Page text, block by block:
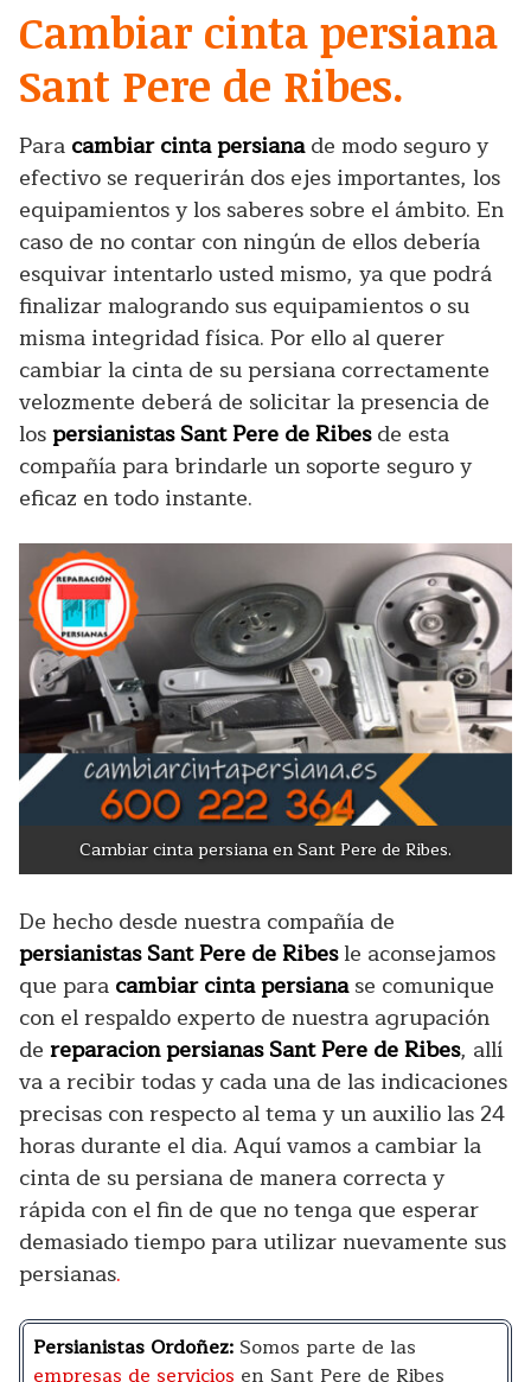
Cambiar cinta persiana
Sant Pere de Ribes.
Para cambiar cinta persianade modo seguro y
efectivo se requerirán dos ejes importantes, los
equipamientos y los saberes sobre el ámbito. En
caso de no contar con ningún de ellos debería
esquivar intentarlo usted mismo, ya que podrá
finalizar malogrando sus equipamientos o su
misma integridad física. Por ello al querer
cambiar la cinta de su persiana correctamente
velozmente deberá de solicitar la presencia de
lospersianistas Sant Pere de Ribesde esta
compañía para brindarle un soporte seguro y
eficaz en todo instante.
Cambiar cinta persiana en Sant Pere de Ribes.
De hecho desde nuestra compañía de
persianistas Sant Pere de Ribesle aconsejamos
que para cambiar cinta persianase comunique
con el respaldo experto de nuestra agrupación
de reparacion persianas Sant Pere de Ribes, allí
va a recibir todas y cada una de las indicaciones
precisas con respecto al tema y un auxilio las 24
horas durante el dia. Aquí vamos a cambiar la
cinta de su persiana de manera correcta y
rápida con el fin de que no tenga que esperar
demasiado tiempo para utilizar nuevamente sus
persianas.
Persianistas Ordoñez: Somos parte de las